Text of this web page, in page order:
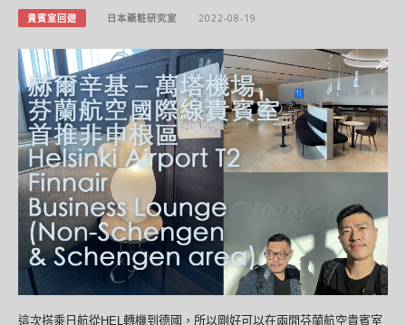
貴賓室回遊 日本藥粧研究室 2022-08-19
這次搭乘日航從HEL轉機到德國，所以剛好可以在兩間芬蘭航空貴賓室